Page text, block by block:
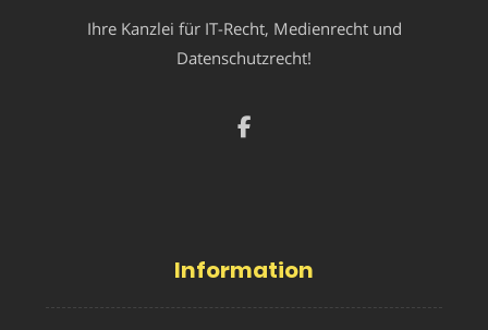
Ihre Kanzlei für IT-Recht, Medienrecht und
Datenschutzrecht!
Information